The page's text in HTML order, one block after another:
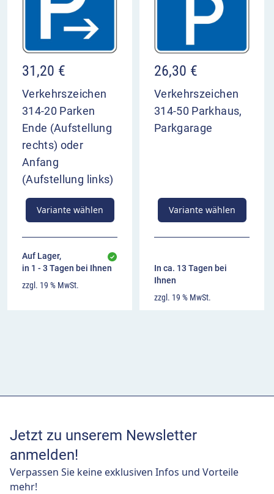
31,20 €
Verkehrszeichen
314-20 Parken
Ende (Aufstellung
rechts) oder
Anfang
(Aufstellung links)
Variante wählen
Auf Lager,
in 1 - 3 Tagen bei Ihnen
zzgl. 19 % MwSt.
26,30 €
Verkehrszeichen
314-50 Parkhaus,
Parkgarage
Variante wählen
In ca. 13 Tagen bei
Ihnen
zzgl. 19 % MwSt.
Jetzt zu unserem Newsletter
anmelden!
Verpassen Sie keine exklusiven Infos und Vorteile
mehr!